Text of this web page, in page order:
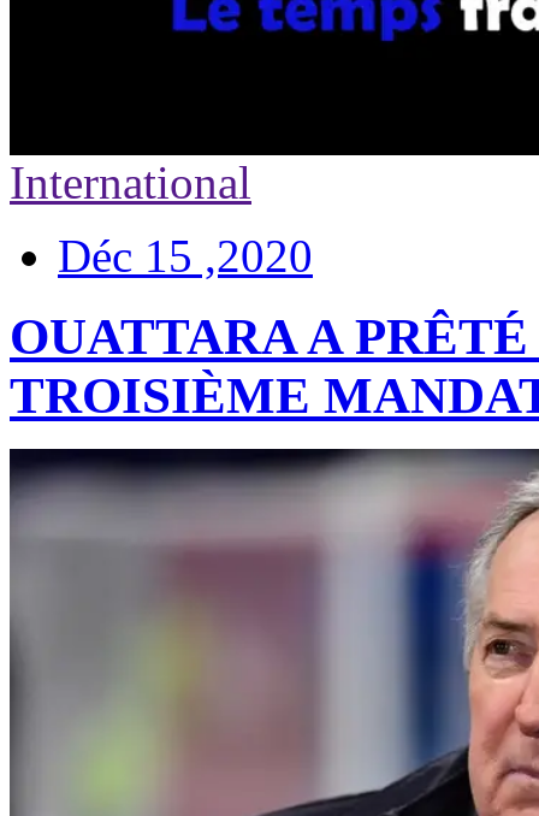
International
Déc 15 ,2020
OUATTARA A
TROISIÈME